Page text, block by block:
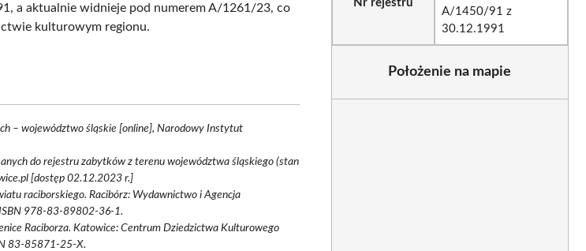
a aktualnie widnieje pod numerem A/1261/23, co
kulturowym regionu.
– województwo śląskie [online], Narodowy Instytut
do rejestru zabytków z terenu województwa śląskiego (stan
[dostęp 02.12.2023 r.]
raciborskiego. Racibórz: Wydawnictwo i Agencja
978-83-89802-36-1.
Raciborza. Katowice: Centrum Dziedzictwa Kulturowego
83-85871-25-X.
Nr rejestru
A/1450/91 z
30.12.1991
Położenie na mapie